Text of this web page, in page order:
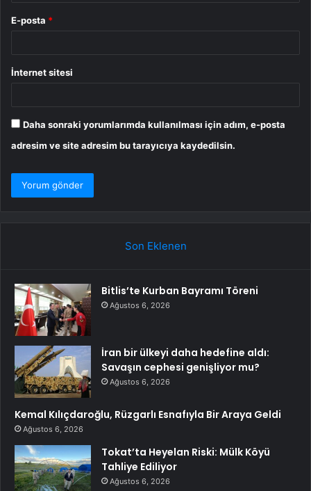
E-posta *
İnternet sitesi
Daha sonraki yorumlarımda kullanılması için adım, e-posta
adresim ve site adresim bu tarayıcıya kaydedilsin.
Son Eklenen
Bitlis’te Kurban Bayramı Töreni
Ağustos 6, 2026
İran bir ülkeyi daha hedefine aldı:
Savaşın cephesi genişliyor mu?
Ağustos 6, 2026
Kemal Kılıçdaroğlu, Rüzgarlı Esnafıyla Bir Araya Geldi
Ağustos 6, 2026
Tokat’ta Heyelan Riski: Mülk Köyü
Tahliye Ediliyor
Ağustos 6, 2026